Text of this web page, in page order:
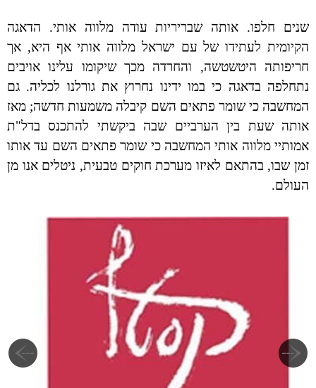
שנים חלפו. אותה שבריריות עודה מלווה אותי. הדאגה
הקיומית לעתידו של עם ישראל מלווה אותי אף היא, אך
חריפותה היטשטשה, והחרדה מכך שיקומו עלינו אויבים
נתחלפה בדאגה כי במו ידינו נחרוץ את גורלנו לכליה. גם
המחשבה כי שומר פתאים השם קיבלה משמעות חדשה; מאז
אותה שעת בין הערביים שבה ביקשתי להתכנס בדל"ת
אמותיי מלווה אותי המחשבה כי שומר פתאים השם עד אותו
זמן שבו, בהתאם לאיזו מערכת חוקים טבעית, ניטלים אנו מן
העולם.